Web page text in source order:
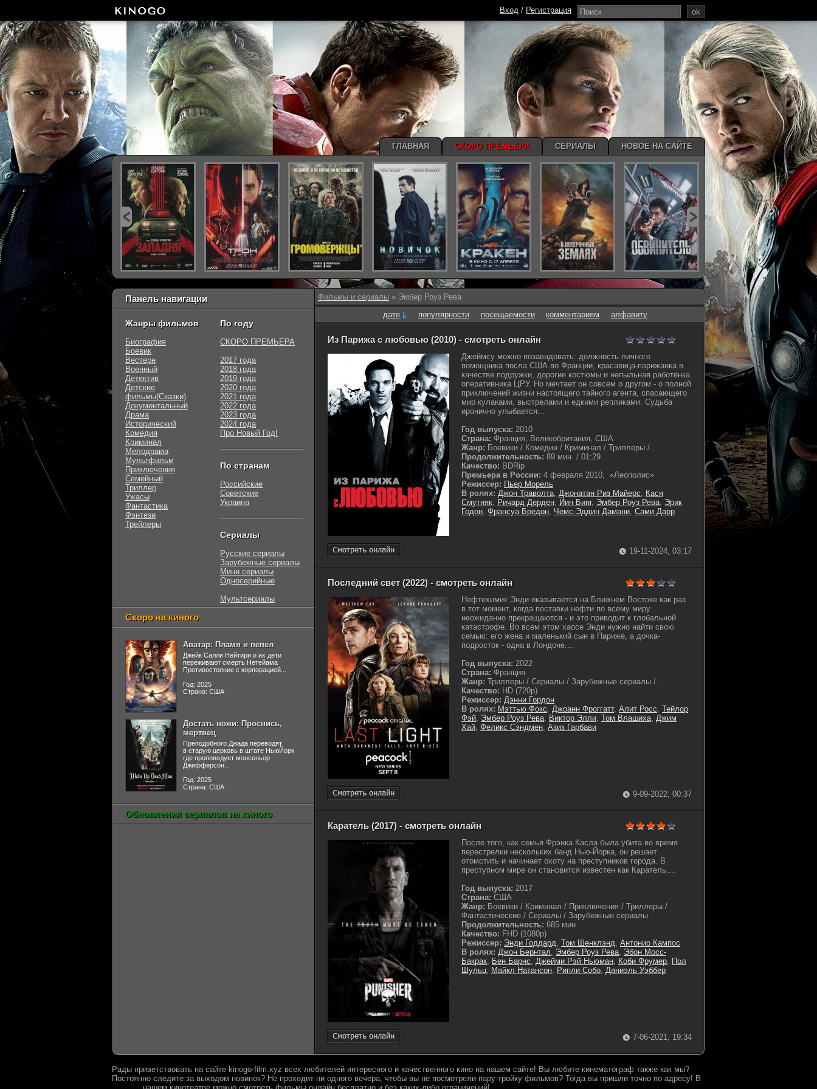
Фильмы и сериалы » Эмбер Роуз Рева
дате
популярности посещаемости комментариям алфавиту
Из Парижа с любовью (2010) - смотреть онлайн
Джеймсу можно позавидовать: должность личного
помощника посла США во Франции, красавица-парижанка в
качестве подружки, дорогие костюмы и непыльная работёнка
оперативника ЦРУ. Но мечтает он совсем о другом - о полной
приключений жизни настоящего тайного агента, спасающего
мир кулаками, выстрелами и едкими репликами. Судьба
иронично улыбается...
Год выпуска: 2010
Страна: Франция, Великобритания, США
Жанр: Боевики / Комедии / Криминал / Триллеры / .
Продолжительность: 89 мин. / 01:29
Качество: BDRip
Премьера в России: 4 февраля 2010, «Леополис»
Режиссер: Пьер Морель
В ролях: Джон Траволта, Джонатан Риз Майерс, Кася
Смутняк, Ричард Дерден, Йин Бинг, Эмбер Роуз Рева, Эрик
Годон, Франсуа Бредон, Чемс-Эддин Дамани, Сами Дарр
19-11-2024, 03:17
Последний свет (2022) - смотреть онлайн
Нефтехимик Энди оказывается на Ближнем Востоке как раз
в тот момент, когда поставки нефти по всему миру
неожиданно прекращаются - и это приводит к глобальной
катастрофе. Во всем этом хаосе Энди нужно найти свою
семью: его жена и маленький сын в Париже, а дочка-
подросток - одна в Лондоне....
Год выпуска: 2022
Страна: Франция
Жанр: Триллеры / Сериалы / Зарубежные сериалы / ..
Качество: HD (720p)
Режиссер: Дэнни Гордон
В ролях: Мэттью Фокс, Джоанн Фроггатт, Алит Росс, Тейлор
Фэй, Эмбер Роуз Рева, Виктор Элли, Том Влашиха, Джим
Хай, Феликс Сэндмен, Азиз Гарбави
9-09-2022, 00:37
Каратель (2017) - смотреть онлайн
После того, как семья Фрэнка Касла была убита во время
перестрелки нескольких банд Нью-Йорка, он решает
отомстить и начинает охоту на преступников города. В
преступном мире он становится известен как Каратель....
Год выпуска: 2017
Страна: США
Жанр: Боевики / Криминал / Приключения / Триллеры /
Фантастические / Сериалы / Зарубежные сериалы
Продолжительность: 685 мин.
Качество: FHD (1080p)
Режиссер: Энди Годдард, Том Шенклэнд, Антонио Кампос
В ролях: Джон Бернтал, Эмбер Роуз Рева, Эбон Мосс-
Бакрак, Бен Барнс, Джейми Рэй Ньюман, Коби Фрумер, Пол
Шульц, Майкл Натансон, Рипли Собо, Даниэль Уэббер
7-06-2021, 19:34
Панель навигации
Жанры фильмов
Биография
Боевик
Вестерн
Военный
Детектив
Детские
фильмы(Сказки)
Документальный
Драма
Исторический
Комедия
Криминал
Мелодрама
Мультфильм
Приключения
Семейный
Триллер
Ужасы
Фантастика
Фэнтези
Трейлеры
По году
СКОРО ПРЕМЬЕРА
2017 года
2018 года
2019 года
2020 года
2021 года
2022 года
2023 года
2024 года
Про Новый Год!
По странам
Российские
Советские
Украина
Сериалы
Русские сериалы
Зарубежные сериалы
Мини сериалы
Односерийные
Мультсериалы
Скоро на киного
Аватар: Пламя и пепел
Джейк Салли Нейтири и их дети
переживают смерть Нетейама
Противостояние с корпорацией...
Год: 2025
Страна: США
Достать ножи: Проснись,
мертвец
Преподобного Джада переводят
в старую церковь в штате НьюЙорк
где проповедует монсеньор
Джефферсон...
Год: 2025
Страна: США
Обновления сериалов на киного
ok
Вход / Регистрация
ГЛАВНАЯ СКОРО ПРЕМЬЕРА СЕРИАЛЫ НОВОЕ НА САЙТЕ
Рады приветствовать на сайте kinogo-film.xyz всех любителей интересного и качественного кино на нашем сайте! Вы любите кинематограф также как мы?
Постоянно следите за выходом новинок? Не проходит ни одного вечера, чтобы вы не посмотрели пару-тройку фильмов? Тогда вы пришли точно по адресу! В